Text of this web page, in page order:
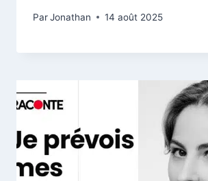
ParJonathan 14 août 2025